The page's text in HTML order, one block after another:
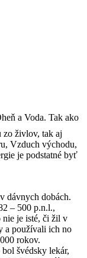
a Voda. Tak ako
zo živlov, tak aj
Vzduch východu,
je podstatné byť
dávnych dobách.
– 500 p.n.l.,
nie je isté, či žil v
a používali ich no
rokov.
švédsky lekár,